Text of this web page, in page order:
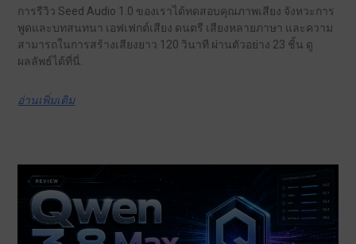
การรีวิว Seed Audio 1.0 ของเราได้ทดสอบคุณภาพเสียง จังหวะการ
พูดและบทสนทนา เอฟเฟกต์เสียง ดนตรี เสียงหลายภาษา และความ
สามารถในการสร้างเสียงยาว 120 วินาที ผ่านตัวอย่าง 23 ชิ้น ดู
ผลลัพธ์ได้ที่นี่.
อ่านเพิ่มเติม